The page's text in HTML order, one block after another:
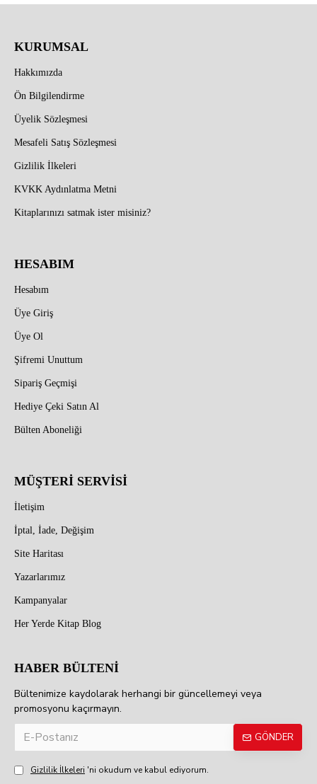
KURUMSAL
Hakkımızda
Ön Bilgilendirme
Üyelik Sözleşmesi
Mesafeli Satış Sözleşmesi
Gizlilik İlkeleri
KVKK Aydınlatma Metni
Kitaplarınızı satmak ister misiniz?
HESABIM
Hesabım
Üye Giriş
Üye Ol
Şifremi Unuttum
Sipariş Geçmişi
Hediye Çeki Satın Al
Bülten Aboneliği
MÜŞTERİ SERVİSİ
İletişim
İptal, İade, Değişim
Site Haritası
Yazarlarımız
Kampanyalar
Her Yerde Kitap Blog
HABER BÜLTENİ
Bültenimize kaydolarak herhangi bir güncellemeyi veya
promosyonu kaçırmayın.
GÖNDER
Gizlilik İlkeleri 'ni okudum ve kabul ediyorum.